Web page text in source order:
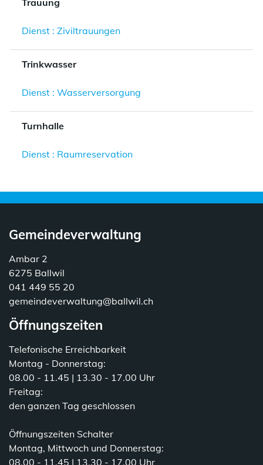
Trauung
Dienst : Ziviltrauungen
Trinkwasser
Dienst : Wasserversorgung
Turnhalle
Dienst : Raumreservation
Gemeindeverwaltung
Ambar 2
6275 Ballwil
041 449 55 20
gemeindeverwaltung@ballwil.ch
Öffnungszeiten
Telefonische Erreichbarkeit
Montag - Donnerstag:
08.00 - 11.45 | 13.30 - 17.00 Uhr
Freitag:
den ganzen Tag geschlossen
Öffnungszeiten Schalter
Montag, Mittwoch und Donnerstag:
08.00 - 11.45 | 13.30 - 17.00 Uhr